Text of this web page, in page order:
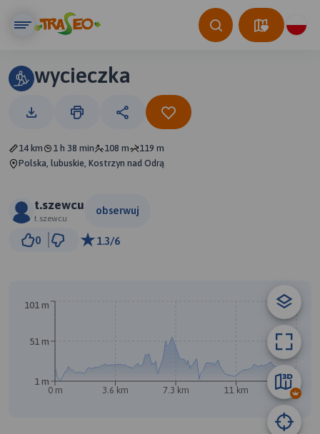
wycieczka
14 km 1 h 38 min 108 m
119 m
Polska, lubuskie, Kostrzyn nad Odrą
t.szewcu
t.szewcu
obserwuj
0 1.3/6
0 m 3.6 km 7.3 km 11 km 14 km
1 m
51 m
101 m